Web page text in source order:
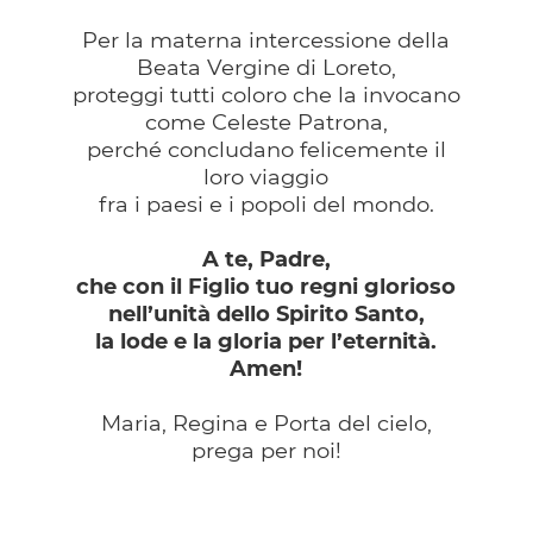
Per la materna intercessione della
Beata Vergine di Loreto,
proteggi tutti coloro che la invocano
come Celeste Patrona,
perché concludano felicemente il
loro viaggio
fra i paesi e i popoli del mondo.
A te, Padre,
che con il Figlio tuo regni glorioso
nell’unità dello Spirito Santo,
la lode e la gloria per l’eternità.
Amen!
Maria, Regina e Porta del cielo,
prega per noi!